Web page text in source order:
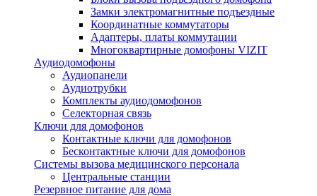
Замки электромагнитные подъездные
Координатные коммутаторы
Адаптеры, платы коммутации
Многоквартирные домофоны VIZIT
Аудиодомофоны
Аудиопанели
Аудиотрубки
Комплекты аудиодомофонов
Селекторная связь
Ключи для домофонов
Контактные ключи для домофонов
Бесконтактные ключи для домофонов
Системы вызова медицинского персонала
Центральные станции
Резервное питание для дома